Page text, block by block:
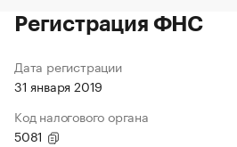
Регистрация ФНС
Дата регистрации
31 января 2019
Код налогового органа
5081